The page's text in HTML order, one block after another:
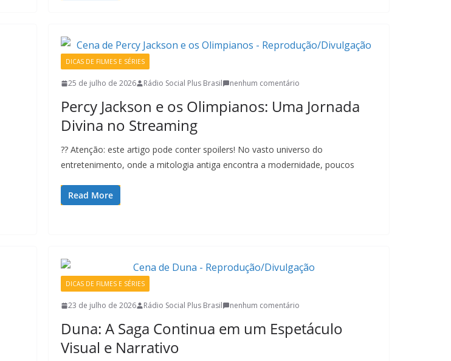
DICAS DE FILMES E SÉRIES
25 de julho de 2026 Rádio Social Plus Brasil nenhum comentário
Percy Jackson e os Olimpianos: Uma Jornada
Divina no Streaming
?? Atenção: este artigo pode conter spoilers! No vasto universo do
entretenimento, onde a mitologia antiga encontra a modernidade, poucos
Read More
DICAS DE FILMES E SÉRIES
23 de julho de 2026 Rádio Social Plus Brasil nenhum comentário
Duna: A Saga Continua em um Espetáculo
Visual e Narrativo